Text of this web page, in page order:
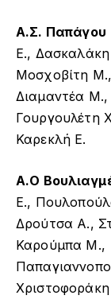
Α.Σ. Παπάγου
Ε., Δασκαλάκη
Μοσχοβίτη
Διαμαντέα
Γουργουλέτη
Καρεκλή Ε.
Α.Ο
Ε.,
Δρούτσα Α.,
Καρούμπα Μ.,